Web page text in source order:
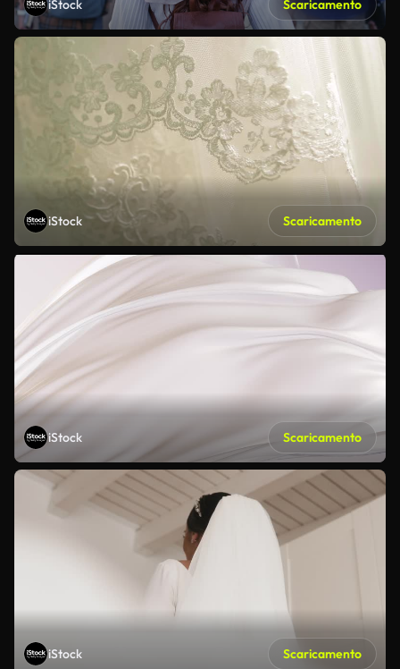
iStock Scaricamento
iStock Scaricamento
iStock Scaricamento
iStock Scaricamento